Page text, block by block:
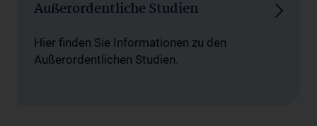
Außerordentliche Studien
Hier finden Sie Informationen zu den
Außerordentlichen Studien.